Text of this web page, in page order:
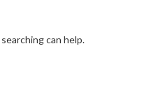
can help.